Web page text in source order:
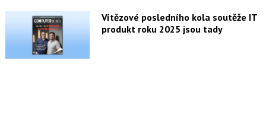
Vítězové posledního kola soutěže IT
produkt roku 2025 jsou tady